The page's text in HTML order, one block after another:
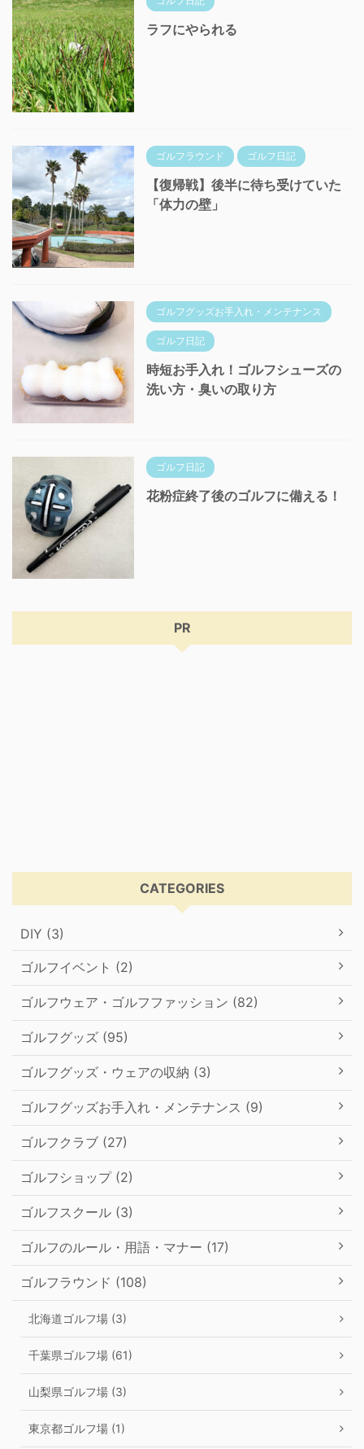
ラフにやられる
ゴルフラウンド ゴルフ日記
【復帰戦】後半に待ち受けていた
「体力の壁」
ゴルフグッズお手入れ・メンテナンス
ゴルフ日記
時短お手入れ！ゴルフシューズの
洗い方・臭いの取り方
ゴルフ日記
花粉症終了後のゴルフに備える！
PR
CATEGORIES
DIY (3)
ゴルフイベント (2)
ゴルフウェア・ゴルフファッション (82)
ゴルフグッズ (95)
ゴルフグッズ・ウェアの収納 (3)
ゴルフグッズお手入れ・メンテナンス (9)
ゴルフクラブ (27)
ゴルフショップ (2)
ゴルフスクール (3)
ゴルフのルール・用語・マナー (17)
ゴルフラウンド (108)
北海道ゴルフ場 (3)
千葉県ゴルフ場 (61)
山梨県ゴルフ場 (3)
東京都ゴルフ場 (1)